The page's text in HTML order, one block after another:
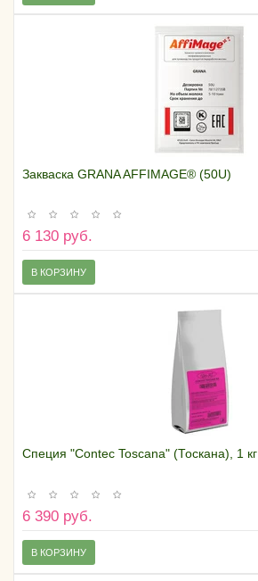
Закваска GRANA AFFIMAGE® (50U)
6 130 руб.
В КОРЗИНУ
Специя "Contec Toscana" (Тоскана), 1 кг
6 390 руб.
В КОРЗИНУ